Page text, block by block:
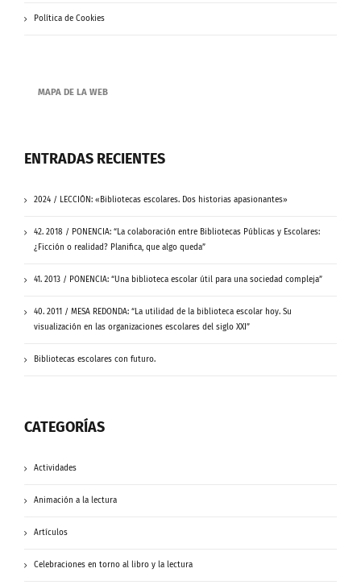
Política de Cookies
MAPA DE LA WEB
ENTRADAS RECIENTES
2024 / LECCIÓN: «Bibliotecas escolares. Dos historias apasionantes»
42. 2018 / PONENCIA: “La colaboración entre Bibliotecas Públicas y Escolares:
¿Ficción o realidad? Planifica, que algo queda”
41. 2013 / PONENCIA: “Una biblioteca escolar útil para una sociedad compleja”
40. 2011 / MESA REDONDA: “La utilidad de la biblioteca escolar hoy. Su
visualización en las organizaciones escolares del siglo XXI”
Bibliotecas escolares con futuro.
CATEGORÍAS
Actividades
Animación a la lectura
Artículos
Celebraciones en torno al libro y la lectura